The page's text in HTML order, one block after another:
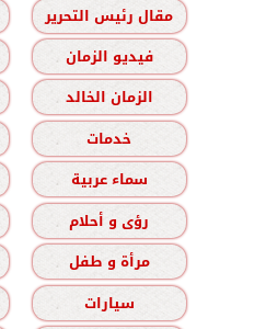
مقال رئيس التحرير
فيديو الزمان
الزمان الخالد
خدمات
سماء عربية
رؤى و أحلام
مرأة و طفل
سيارات